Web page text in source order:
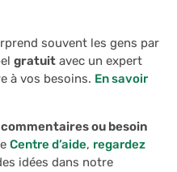
souvent les gens par
gratuit avec un expert
à vos besoins. En savoir
ou besoin
Centre d’aide, regardez
idées dans notre